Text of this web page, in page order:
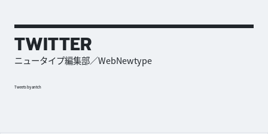
TWITTER
ニュータイプ編集部／WebNewtype
Tweets by antch